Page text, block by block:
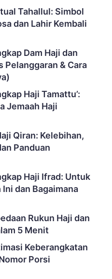
Tahallul: Simbol
dan Lahir Kembali
Dam Haji dan
Pelanggaran & Cara
Haji Tamattu’:
Jemaah Haji
Qiran: Kelebihan,
Panduan
Haji Ifrad: Untuk
Ini dan Bagaimana
Rukun Haji dan
5 Menit
Keberangkatan
Porsi